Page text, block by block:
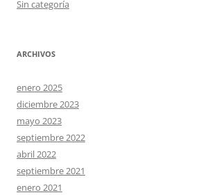
Sin categoría
ARCHIVOS
enero 2025
diciembre 2023
mayo 2023
septiembre 2022
abril 2022
septiembre 2021
enero 2021